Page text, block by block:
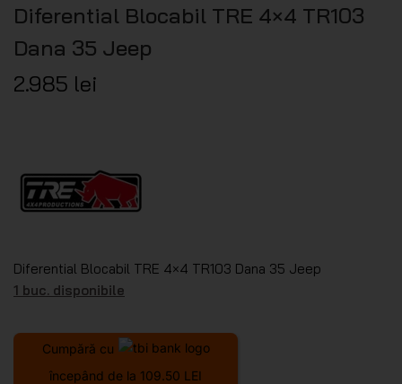
Diferential Blocabil TRE 4×4 TR103
Dana 35 Jeep
2.985 lei
Diferential Blocabil TRE 4×4 TR103 Dana 35 Jeep
1 buc. disponibile
Cumpără cu
începând de la 109.50 LEI